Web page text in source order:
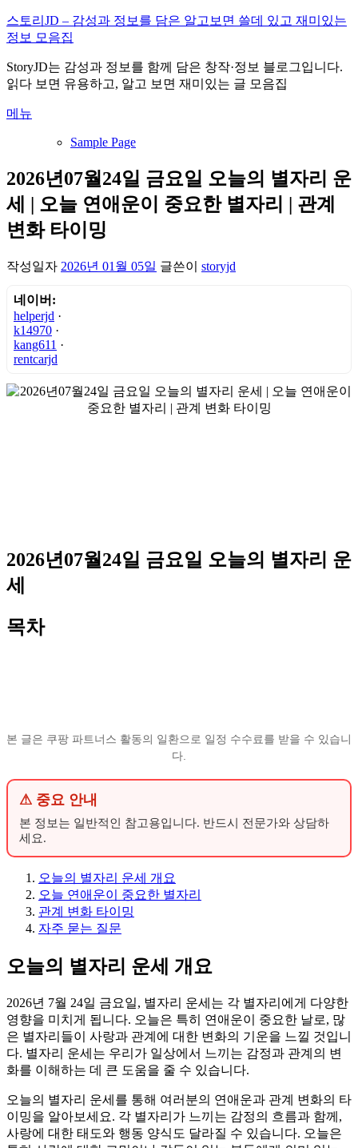
내
용
로
바
가
스토리JD – 감성과 정보를 담은 알고보면 쓸데 있고 재미있는
정보 모음집
StoryJD는 감성과 정보를 함께 담은 창작·정보 블로그입니다.
읽다 보면 유용하고, 알고 보면 재미있는 글 모음집
메뉴
Sample Page
2026년07월24일 금요일 오늘의 별자리 운
세 | 오늘 연애운이 중요한 별자리 | 관계
변화 타이밍
작성일자 2026년 01월 05일 글쓴이 storyjd
네이버:
helperjd ·
k14970 ·
kang611 ·
rentcarjd
2026년07월24일 금요일 오늘의 별자리 운
세
목차
본 글은 쿠팡 파트너스 활동의 일환으로 일정 수수료를 받을 수 있습니
다.
⚠ 중요 안내
본 정보는 일반적인 참고용입니다. 반드시 전문가와 상담하
세요.
오늘의 별자리 운세 개요
오늘 연애운이 중요한 별자리
관계 변화 타이밍
자주 묻는 질문
오늘의 별자리 운세 개요
2026년 7월 24일 금요일, 별자리 운세는 각 별자리에게 다양한
영향을 미치게 됩니다. 오늘은 특히 연애운이 중요한 날로, 많
은 별자리들이 사랑과 관계에 대한 변화의 기운을 느낄 것입니
다. 별자리 운세는 우리가 일상에서 느끼는 감정과 관계의 변
화를 이해하는 데 큰 도움을 줄 수 있습니다.
오늘의 별자리 운세를 통해 여러분의 연애운과 관계 변화의 타
이밍을 알아보세요. 각 별자리가 느끼는 감정의 흐름과 함께,
사랑에 대한 태도와 행동 양식도 달라질 수 있습니다. 오늘은